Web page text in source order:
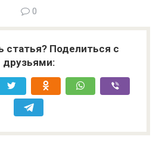
0
статья? Поделиться с
друзьями: